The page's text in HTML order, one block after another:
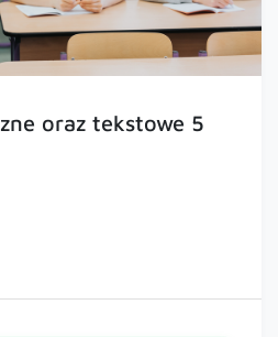
oraz tekstowe 5